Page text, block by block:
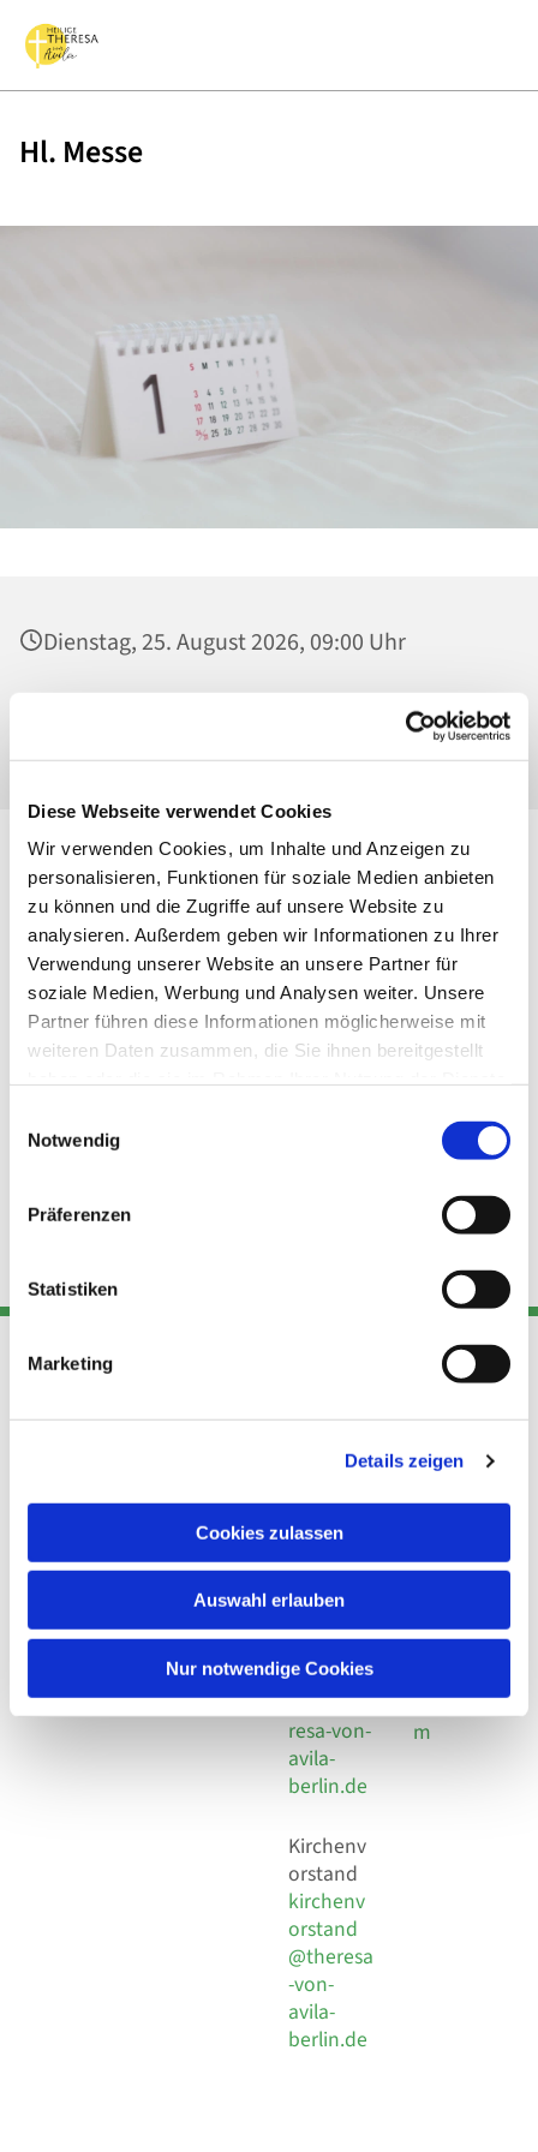
Diese Webseite verwendet Cookies
Wir verwenden Cookies, um Inhalte und Anzeigen zu
personalisieren, Funktionen für soziale Medien anbieten
zu können und die Zugriffe auf unsere Website zu
analysieren. Außerdem geben wir Informationen zu Ihrer
Verwendung unserer Website an unsere Partner für
soziale Medien, Werbung und Analysen weiter. Unsere
Partner führen diese Informationen möglicherweise mit
weiteren Daten zusammen, die Sie ihnen bereitgestellt
Notwendig
Präferenzen
Statistiken
Marketing
Details zeigen
Cookies zulassen
Auswahl erlauben
Nur notwendige Cookies
Hl. Messe
Dienstag, 25. August 2026, 09:00 Uhr
St. Josef - Berlin-Weißensee, Pfarrkirche,
Adresse
Kirchengemeinde Pfarrei
Hl. Theresa von Avila Berlin
Leitender Pfarrer - Norbert
Behaimstr. 39
Kont
Telefon
+49 30
924 64 28
Fax +49
30 924 54
18
E-Mail
info@the
resa-von-
avila-
berlin.de
Kirchenv
orstand
kirchenv
orstand
@theresa
-von-
avila-
berlin.de
Links
Datensch
utz
Social
Impressu
m